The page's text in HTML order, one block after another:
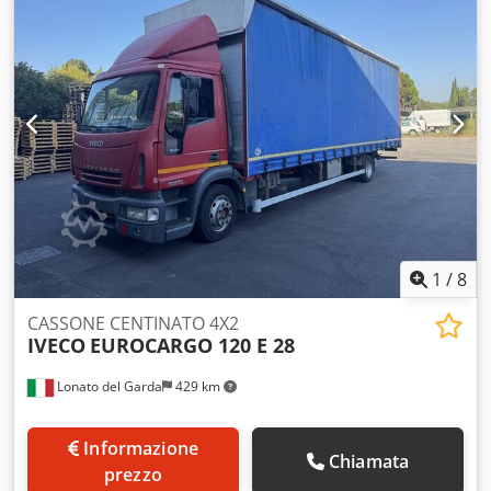
bloccaggio del differenziale
, Colore Bianco, Sedili Tessuto,
Molla a balestra, Tachigrafo digitale, A basso rumore: CEE
92/97, Sedile confortevole conducente, Sedile conducente
pneumatico, Panca passeggeri 2 persone, Radio/CD,
Alzacristalli elettrico, Retrovisori elettr. e riscaldabili, Vetro
colorato, Blocco differenziale posteriore, Barra antincastro:
Anteriore, Ruota di scorta, Limitatore di velocità: 90km/h,
Convertitore di tensione, TARATURA EEV, CONVERT 24/12V-
10.5A, TARATURA EEV, CONVERT 24/12V-10.5A, VEICOLI
INDUSTRIALI Iveco Eurocargo 120E25/ Furgone in lega
sponda COLORE: BIANCO ANNO: 2013-06 KM: 260.000
PASSO: 4.000 PTT: 11.500 CILINDRATA: 5.880 Euro
5ALIMENTAZIONE: DIESEL Cjdjzp R U Ispfx Amuorf
1 /8
Lonato del Garda 429 km
CASSONE CENTINATO 4X2
IVECO EUROCARGO 120 E 28
prezzo
Chiamata